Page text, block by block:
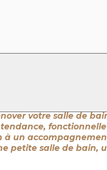
votre salle de
un
petite salle de